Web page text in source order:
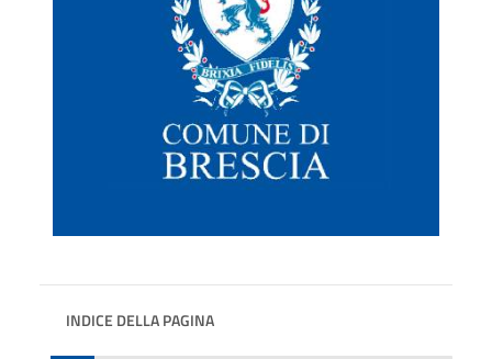
INDICE DELLA PAGINA